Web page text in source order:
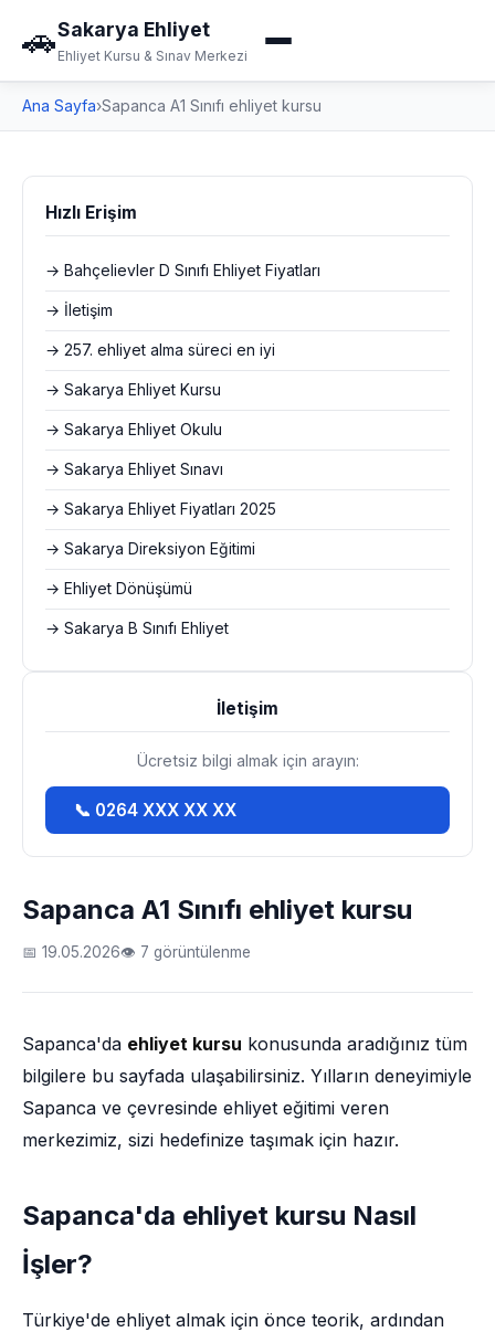
🚗Sakarya Ehliyet
Ehliyet Kursu & Sınav Merkezi
Ana Sayfa›Sapanca A1 Sınıfı ehliyet kursu
Sapanca A1 Sınıfı ehliyet kursu
📅 19.05.2026👁 7 görüntülenme
Sapanca'da ehliyet kursu konusunda aradığınız tüm
bilgilere bu sayfada ulaşabilirsiniz. Yılların deneyimiyle
Sapanca ve çevresinde ehliyet eğitimi veren
merkezimiz, sizi hedefinize taşımak için hazır.
Sapanca'da ehliyet kursu Nasıl
İşler?
Türkiye'de ehliyet almak için önce teorik, ardından
Hızlı Erişim
→ Bahçelievler D Sınıfı Ehliyet Fiyatları
→ İletişim
→ 257. ehliyet alma süreci en iyi
→ Sakarya Ehliyet Kursu
→ Sakarya Ehliyet Okulu
→ Sakarya Ehliyet Sınavı
→ Sakarya Ehliyet Fiyatları 2025
→ Sakarya Direksiyon Eğitimi
→ Ehliyet Dönüşümü
→ Sakarya B Sınıfı Ehliyet
İletişim
Ücretsiz bilgi almak için arayın:
📞 0264 XXX XX XX